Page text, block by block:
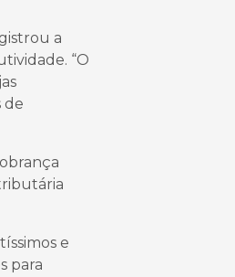
a
“O
de
e
para